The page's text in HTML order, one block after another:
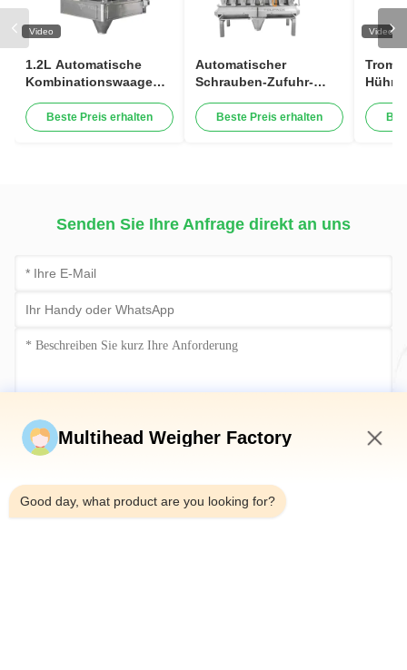
Video
1.2L Automatische
Kombinationswaage
Fleischfüllmaschine
Geflügelflügel
Beste Preis erhalten
Automatischer
Schrauben-Zufuhr-
der klebrige
Beste Preis erhalten
Video
500-
Senden Sie Ihre Anfrage direkt an uns
Jetzt einreichen
Multihead Weigher Factory
Good day, what product are you looking for?